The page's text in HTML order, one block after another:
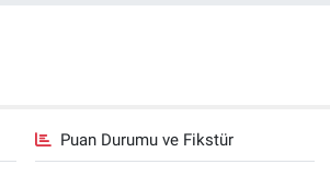
Puan Durumu ve Fikstür